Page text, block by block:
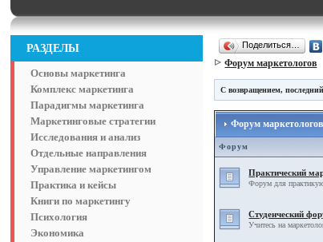
РАЗДЕЛЫ
Основы маркетинга
Комплекс маркетинга
Парадигмы маркетинга
Маркетинговые стратегии
Исследования и анализ
Отдельные направления
Управление маркетингом
Практика и кейсы
Книги по маркетингу
Психология
Экономика
Поделиться…
Форум маркетологов
С возвращением,
Форум маркетологов
Форум
Практический
Форум для
Студенческий
Учитесь на